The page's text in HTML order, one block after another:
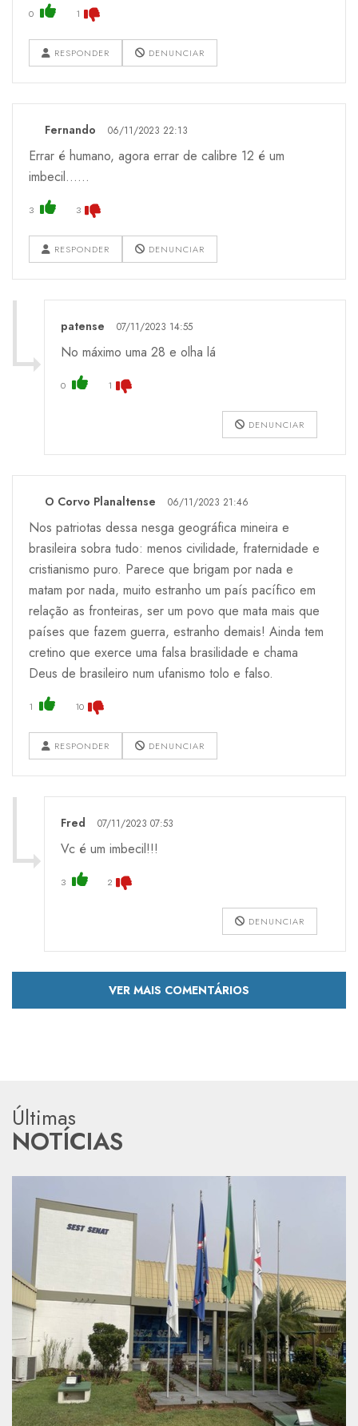
0 1
RESPONDER DENUNCIAR
Fernando 06/11/2023 22:13
Errar é humano, agora errar de calibre 12 é um
imbecil......
3 3
RESPONDER DENUNCIAR
patense 07/11/2023 14:55
No máximo uma 28 e olha lá
0 1
DENUNCIAR
O Corvo Planaltense 06/11/2023 21:46
Nos patriotas dessa nesga geográfica mineira e
brasileira sobra tudo: menos civilidade, fraternidade e
cristianismo puro. Parece que brigam por nada e
matam por nada, muito estranho um país pacífico em
relação as fronteiras, ser um povo que mata mais que
países que fazem guerra, estranho demais! Ainda tem
cretino que exerce uma falsa brasilidade e chama
Deus de brasileiro num ufanismo tolo e falso.
1 10
RESPONDER DENUNCIAR
Fred 07/11/2023 07:53
Vc é um imbecil!!!
3 2
DENUNCIAR
VER MAIS COMENTÁRIOS
Últimas
NOTÍCIAS